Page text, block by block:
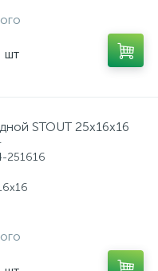
шт
STOUT 25x16x16
251616